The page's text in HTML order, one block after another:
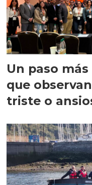
Un paso
que
triste o